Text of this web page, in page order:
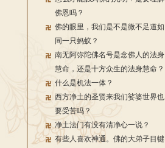
佛恩吗？
佛的眼里，我们是不是微不足道如
同一只蚂蚁？
南无阿弥陀佛名号是念佛人的法身
慧命，还是十方众生的法身慧命？
什么是机法一体？
西方净土的圣贤来我们娑婆世界也
要受苦吗？
净土法门有没有清净心一说？
有些人喜欢神通。佛的大弟子目犍